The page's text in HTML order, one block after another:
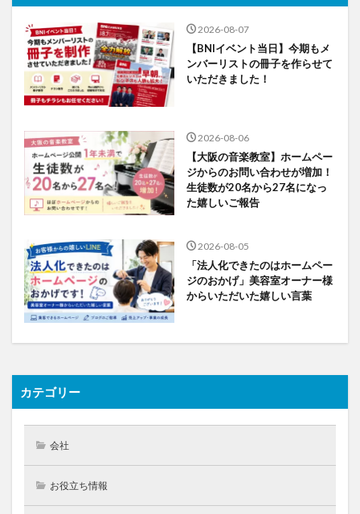
2026-08-07
【BNIイベント当日】今期もメ
ンバーリストの冊子を作らせて
いただきました！
2026-08-06
【大阪の音楽教室】ホームペー
ジからのお問い合わせが増加！
生徒数が20名から27名になっ
た嬉しいご報告
2026-08-05
「法人化できたのはホームペー
ジのおかげ」美容室オーナー様
からいただいた嬉しい言葉
カテゴリー
会社
お役立ち情報